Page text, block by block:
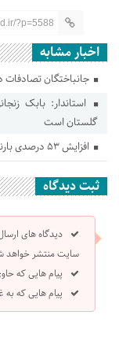
?p=5588
اخبار مشابه
جانباختگان تصادفات
گلستان است
افزایش ۵۳ درصدی بارندگی‌ها در گلستان
ثبت دیدگاه
دیدگاه های
سایت منتشر خواهد
پیام هایی که
پیام هایی که